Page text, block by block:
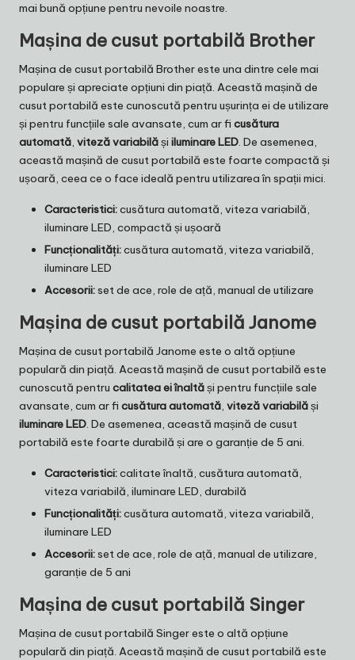
mai bună opțiune pentru nevoile noastre.
Mașina de cusut portabilă Brother
Mașina de cusut portabilă Brother este una dintre cele mai
populare și apreciate opțiuni din piață. Această mașină de
cusut portabilă este cunoscută pentru ușurința ei de utilizare
și pentru funcțiile sale avansate, cum ar fi cusătura
automată, viteză variabilăși iluminare LED. De asemenea,
această mașină de cusut portabilă este foarte compactă și
ușoară, ceea ce o face ideală pentru utilizarea în spații mici.
Caracteristici:cusătura automată, viteza variabilă,
iluminare LED, compactă și ușoară
Funcționalități:cusătura automată, viteza variabilă,
iluminare LED
Accesorii:set de ace, role de ață, manual de utilizare
Mașina de cusut portabilă Janome
Mașina de cusut portabilă Janome este o altă opțiune
populară din piață. Această mașină de cusut portabilă este
cunoscută pentru calitatea ei înaltăși pentru funcțiile sale
avansate, cum ar fi cusătura automată, viteză variabilăși
iluminare LED. De asemenea, această mașină de cusut
portabilă este foarte durabilă și are o garanție de 5 ani.
Caracteristici:calitate înaltă, cusătura automată,
viteza variabilă, iluminare LED, durabilă
Funcționalități:cusătura automată, viteza variabilă,
iluminare LED
Accesorii:set de ace, role de ață, manual de utilizare,
garanție de 5 ani
Mașina de cusut portabilă Singer
Mașina de cusut portabilă Singer este o altă opțiune
populară din piață. Această mașină de cusut portabilă este